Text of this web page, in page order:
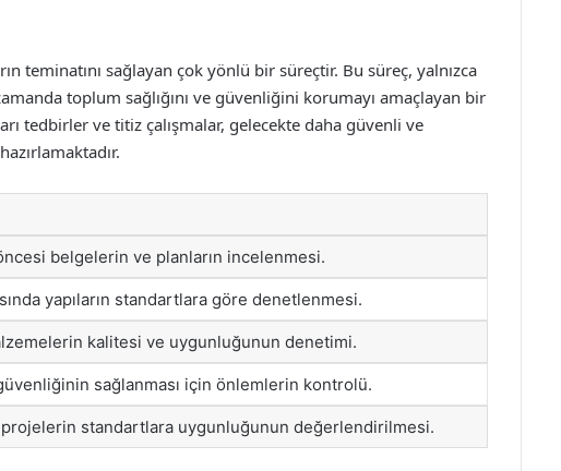
teminatını sağlayan çok yönlü bir süreçtir. Bu süreç, yalnızca
toplum sağlığını ve güvenliğini korumayı amaçlayan bir
tedbirler ve titiz çalışmalar, gelecekte daha güvenli ve
belgelerin ve planların incelenmesi.
yapıların standartlara göre denetlenmesi.
kalitesi ve uygunluğunun denetimi.
sağlanması için önlemlerin kontrolü.
projelerin standartlara uygunluğunun değerlendirilmesi.